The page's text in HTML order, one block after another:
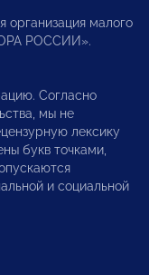
малого
РОССИИ».
Согласно
мы не
лексику
букв точками,
и социальной